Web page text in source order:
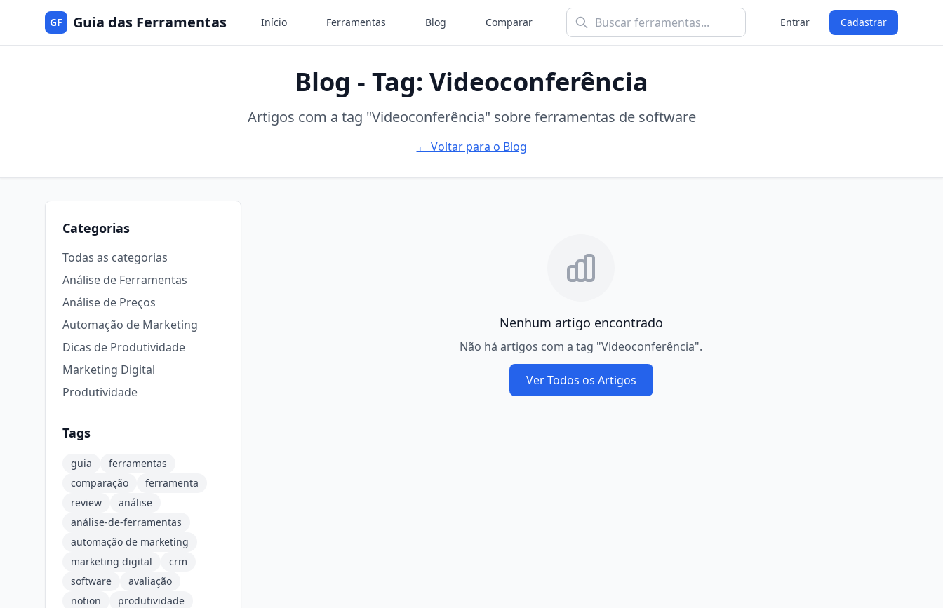
GF Guia das Ferramentas Início Ferramentas Blog Comparar Entrar Cadastrar
Blog - Tag: Videoconferência
Artigos com a tag "Videoconferência" sobre ferramentas de software
← Voltar para o Blog
Categorias
Todas as categorias
Análise de Ferramentas
Análise de Preços
Automação de Marketing
Dicas de Produtividade
Marketing Digital
Produtividade
Tags
guia
ferramentas
comparação
ferramenta
review
análise
análise-de-ferramentas
automação de marketing
marketing digital
crm
software
avaliação
notion
produtividade
Nenhum artigo encontrado
Não há artigos com a tag "Videoconferência".
Ver Todos os Artigos